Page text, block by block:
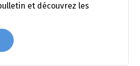
et découvrez les